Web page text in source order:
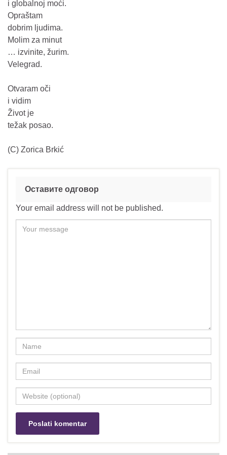
i globalnoj moći.
Opraštam
dobrim ljudima.
Molim za minut
… izvinite, žurim.
Velegrad.
Otvaram oči
i vidim
Život je
težak posao.
(C) Zorica Brkić
Оставите одговор
Your email address will not be published.